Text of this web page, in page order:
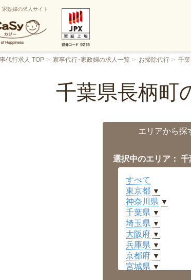
家政婦の求人サイト
代行求人 TOP 家事代行･家政婦の求人一覧 お掃除代行 千
千葉県長柄町
エリアから探
選択中のエリア：
すべて
東京都 ▼
神奈川県 ▼
千葉県 ▼
埼玉県 ▼
大阪府 ▼
兵庫県 ▼
京都府 ▼
宮城県 ▼